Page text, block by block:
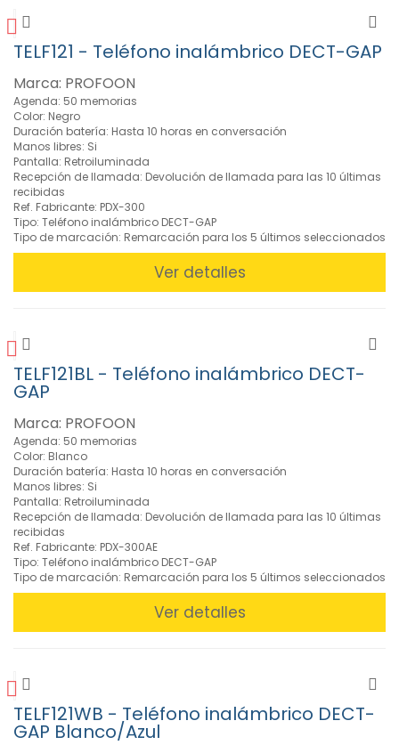
TELF121 - Teléfono inalámbrico DECT-GAP
Marca: PROFOON
Agenda: 50 memorias
Color: Negro
Duración batería: Hasta 10 horas en conversación
Manos libres: Si
Pantalla: Retroiluminada
Recepción de llamada: Devolución de llamada para las 10 últimas
recibidas
Ref. Fabricante: PDX-300
Tipo: Teléfono inalámbrico DECT-GAP
Tipo de marcación: Remarcación para los 5 últimos seleccionados
Ver detalles
TELF121BL - Teléfono inalámbrico DECT-
GAP
Marca: PROFOON
Agenda: 50 memorias
Color: Blanco
Duración batería: Hasta 10 horas en conversación
Manos libres: Si
Pantalla: Retroiluminada
Recepción de llamada: Devolución de llamada para las 10 últimas
recibidas
Ref. Fabricante: PDX-300AE
Tipo: Teléfono inalámbrico DECT-GAP
Tipo de marcación: Remarcación para los 5 últimos seleccionados
Ver detalles
TELF121WB - Teléfono inalámbrico DECT-
GAP Blanco/Azul